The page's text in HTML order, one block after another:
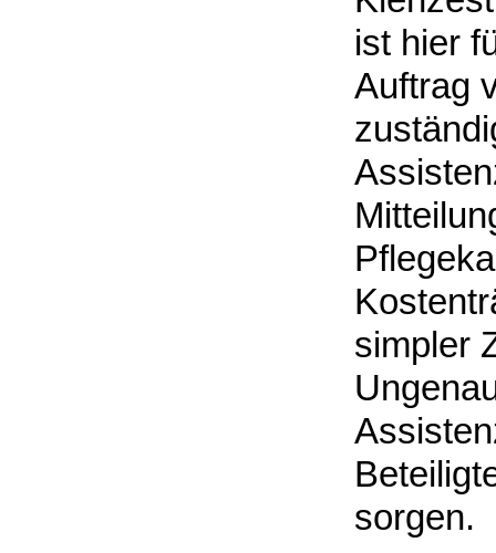
ist hier
Auftrag
simpler
sorgen.